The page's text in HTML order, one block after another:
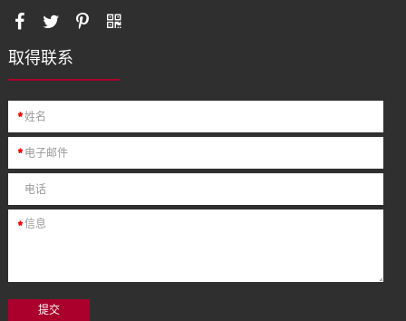
取得联系
*
*
*
提交